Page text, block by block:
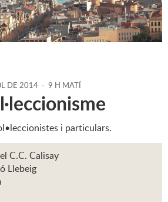
07-
> 2014 > Fires 2014
DE 2014 - 9 H MATÍ
i particulars.
C.C. Calisay
Llebeig